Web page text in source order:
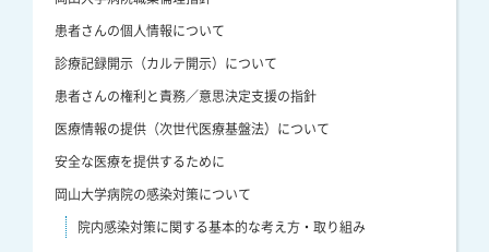
患者さんの個人情報について
診療記録開示（カルテ開示）について
患者さんの権利と責務／意思決定支援の指針
医療情報の提供（次世代医療基盤法）について
安全な医療を提供するために
岡山大学病院の感染対策について
院内感染対策に関する基本的な考え方・取り組み